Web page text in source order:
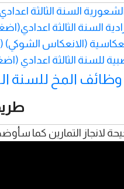
السنة الثالثة
السنة الثالثة
(الانعكاس
للسنة الثالثة اعدادي
المخ للسنة
لانجاز التمارين كما